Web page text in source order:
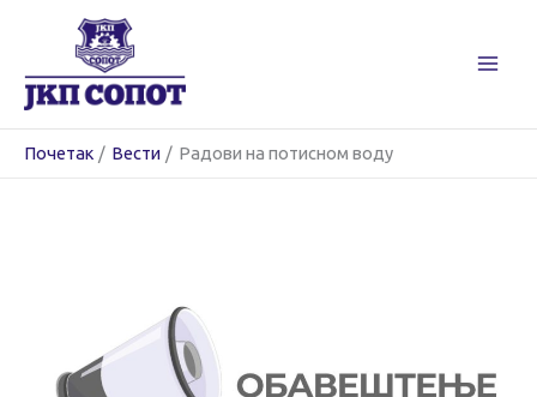
Почетак Вести Радови на потисном воду